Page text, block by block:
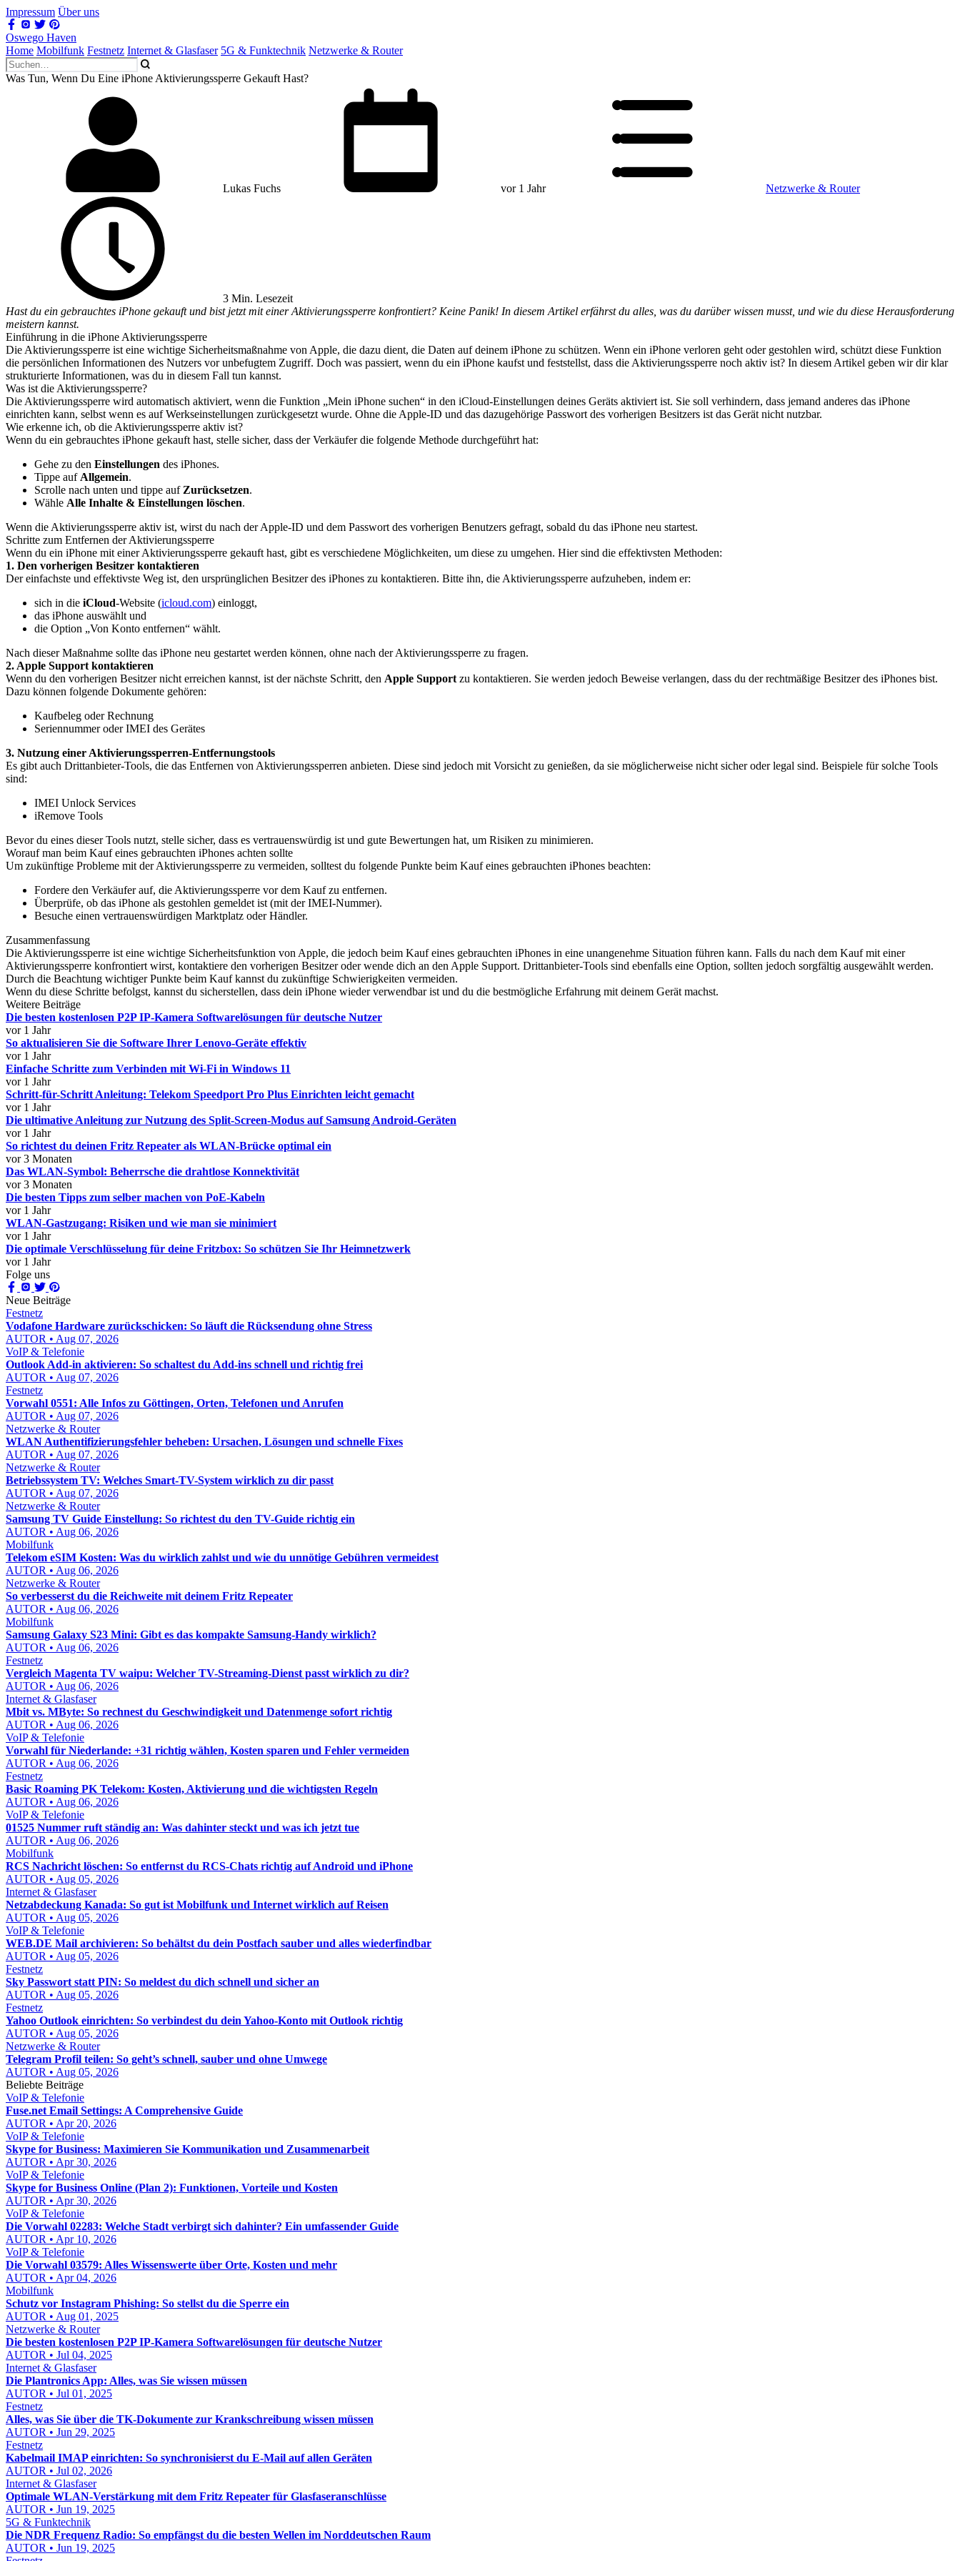
Impressum Über uns
Oswego Haven
Home Mobilfunk Festnetz Internet & Glasfaser 5G & Funktechnik Netzwerke & Router
Was Tun, Wenn Du Eine iPhone Aktivierungssperre Gekauft Hast?
Lukas Fuchs vor 1 Jahr Netzwerke & Router
3 Min. Lesezeit
Hast du ein gebrauchtes iPhone gekauft und bist jetzt mit einer Aktivierungssperre konfrontiert? Keine Panik! In diesem Artikel erfährst du alles, was du darüber wissen musst, und wie du diese Herausforderung
meistern kannst.
Einführung in die iPhone Aktivierungssperre
Die Aktivierungssperre ist eine wichtige Sicherheitsmaßnahme von Apple, die dazu dient, die Daten auf deinem iPhone zu schützen. Wenn ein iPhone verloren geht oder gestohlen wird, schützt diese Funktion
die persönlichen Informationen des Nutzers vor unbefugtem Zugriff. Doch was passiert, wenn du ein iPhone kaufst und feststellst, dass die Aktivierungssperre noch aktiv ist? In diesem Artikel geben wir dir klar
strukturierte Informationen, was du in diesem Fall tun kannst.
Was ist die Aktivierungssperre?
Die Aktivierungssperre wird automatisch aktiviert, wenn die Funktion „Mein iPhone suchen“ in den iCloud-Einstellungen deines Geräts aktiviert ist. Sie soll verhindern, dass jemand anderes das iPhone
einrichten kann, selbst wenn es auf Werkseinstellungen zurückgesetzt wurde. Ohne die Apple-ID und das dazugehörige Passwort des vorherigen Besitzers ist das Gerät nicht nutzbar.
Wie erkenne ich, ob die Aktivierungssperre aktiv ist?
Wenn du ein gebrauchtes iPhone gekauft hast, stelle sicher, dass der Verkäufer die folgende Methode durchgeführt hat:
Gehe zu den Einstellungen des iPhones.
Tippe auf Allgemein.
Scrolle nach unten und tippe auf Zurücksetzen.
Wähle Alle Inhalte & Einstellungen löschen.
Wenn die Aktivierungssperre aktiv ist, wirst du nach der Apple-ID und dem Passwort des vorherigen Benutzers gefragt, sobald du das iPhone neu startest.
Schritte zum Entfernen der Aktivierungssperre
Wenn du ein iPhone mit einer Aktivierungssperre gekauft hast, gibt es verschiedene Möglichkeiten, um diese zu umgehen. Hier sind die effektivsten Methoden:
1. Den vorherigen Besitzer kontaktieren
Der einfachste und effektivste Weg ist, den ursprünglichen Besitzer des iPhones zu kontaktieren. Bitte ihn, die Aktivierungssperre aufzuheben, indem er:
sich in die iCloud-Website (icloud.com) einloggt,
das iPhone auswählt und
die Option „Von Konto entfernen“ wählt.
Nach dieser Maßnahme sollte das iPhone neu gestartet werden können, ohne nach der Aktivierungssperre zu fragen.
2. Apple Support kontaktieren
Wenn du den vorherigen Besitzer nicht erreichen kannst, ist der nächste Schritt, den Apple Support zu kontaktieren. Sie werden jedoch Beweise verlangen, dass du der rechtmäßige Besitzer des iPhones bist.
Dazu können folgende Dokumente gehören:
Kaufbeleg oder Rechnung
Seriennummer oder IMEI des Gerätes
3. Nutzung einer Aktivierungssperren-Entfernungstools
Es gibt auch Drittanbieter-Tools, die das Entfernen von Aktivierungssperren anbieten. Diese sind jedoch mit Vorsicht zu genießen, da sie möglicherweise nicht sicher oder legal sind. Beispiele für solche Tools
sind:
IMEI Unlock Services
iRemove Tools
Bevor du eines dieser Tools nutzt, stelle sicher, dass es vertrauenswürdig ist und gute Bewertungen hat, um Risiken zu minimieren.
Worauf man beim Kauf eines gebrauchten iPhones achten sollte
Um zukünftige Probleme mit der Aktivierungssperre zu vermeiden, solltest du folgende Punkte beim Kauf eines gebrauchten iPhones beachten:
Fordere den Verkäufer auf, die Aktivierungssperre vor dem Kauf zu entfernen.
Überprüfe, ob das iPhone als gestohlen gemeldet ist (mit der IMEI-Nummer).
Besuche einen vertrauenswürdigen Marktplatz oder Händler.
Zusammenfassung
Die Aktivierungssperre ist eine wichtige Sicherheitsfunktion von Apple, die jedoch beim Kauf eines gebrauchten iPhones in eine unangenehme Situation führen kann. Falls du nach dem Kauf mit einer
Aktivierungssperre konfrontiert wirst, kontaktiere den vorherigen Besitzer oder wende dich an den Apple Support. Drittanbieter-Tools sind ebenfalls eine Option, sollten jedoch sorgfältig ausgewählt werden.
Durch die Beachtung wichtiger Punkte beim Kauf kannst du zukünftige Schwierigkeiten vermeiden.
Wenn du diese Schritte befolgst, kannst du sicherstellen, dass dein iPhone wieder verwendbar ist und du die bestmögliche Erfahrung mit deinem Gerät machst.
Weitere Beiträge
Die besten kostenlosen P2P IP-Kamera Softwarelösungen für deutsche Nutzer
vor 1 Jahr
So aktualisieren Sie die Software Ihrer Lenovo-Geräte effektiv
vor 1 Jahr
Einfache Schritte zum Verbinden mit Wi-Fi in Windows 11
vor 1 Jahr
Schritt-für-Schritt Anleitung: Telekom Speedport Pro Plus Einrichten leicht gemacht
vor 1 Jahr
Die ultimative Anleitung zur Nutzung des Split-Screen-Modus auf Samsung Android-Geräten
vor 1 Jahr
So richtest du deinen Fritz Repeater als WLAN-Brücke optimal ein
vor 3 Monaten
Das WLAN-Symbol: Beherrsche die drahtlose Konnektivität
vor 3 Monaten
Die besten Tipps zum selber machen von PoE-Kabeln
vor 1 Jahr
WLAN-Gastzugang: Risiken und wie man sie minimiert
vor 1 Jahr
Die optimale Verschlüsselung für deine Fritzbox: So schützen Sie Ihr Heimnetzwerk
vor 1 Jahr
Folge uns
Neue Beiträge
Festnetz
Vodafone Hardware zurückschicken: So läuft die Rücksendung ohne Stress
AUTOR • Aug 07, 2026
VoIP & Telefonie
Outlook Add-in aktivieren: So schaltest du Add-ins schnell und richtig frei
AUTOR • Aug 07, 2026
Festnetz
Vorwahl 0551: Alle Infos zu Göttingen, Orten, Telefonen und Anrufen
AUTOR • Aug 07, 2026
Netzwerke & Router
WLAN Authentifizierungsfehler beheben: Ursachen, Lösungen und schnelle Fixes
AUTOR • Aug 07, 2026
Netzwerke & Router
Betriebssystem TV: Welches Smart-TV-System wirklich zu dir passt
AUTOR • Aug 07, 2026
Netzwerke & Router
Samsung TV Guide Einstellung: So richtest du den TV-Guide richtig ein
AUTOR • Aug 06, 2026
Mobilfunk
Telekom eSIM Kosten: Was du wirklich zahlst und wie du unnötige Gebühren vermeidest
AUTOR • Aug 06, 2026
Netzwerke & Router
So verbesserst du die Reichweite mit deinem Fritz Repeater
AUTOR • Aug 06, 2026
Mobilfunk
Samsung Galaxy S23 Mini: Gibt es das kompakte Samsung-Handy wirklich?
AUTOR • Aug 06, 2026
Festnetz
Vergleich Magenta TV waipu: Welcher TV-Streaming-Dienst passt wirklich zu dir?
AUTOR • Aug 06, 2026
Internet & Glasfaser
Mbit vs. MByte: So rechnest du Geschwindigkeit und Datenmenge sofort richtig
AUTOR • Aug 06, 2026
VoIP & Telefonie
Vorwahl für Niederlande: +31 richtig wählen, Kosten sparen und Fehler vermeiden
AUTOR • Aug 06, 2026
Festnetz
Basic Roaming PK Telekom: Kosten, Aktivierung und die wichtigsten Regeln
AUTOR • Aug 06, 2026
VoIP & Telefonie
01525 Nummer ruft ständig an: Was dahinter steckt und was ich jetzt tue
AUTOR • Aug 06, 2026
Mobilfunk
RCS Nachricht löschen: So entfernst du RCS-Chats richtig auf Android und iPhone
AUTOR • Aug 05, 2026
Internet & Glasfaser
Netzabdeckung Kanada: So gut ist Mobilfunk und Internet wirklich auf Reisen
AUTOR • Aug 05, 2026
VoIP & Telefonie
WEB.DE Mail archivieren: So behältst du dein Postfach sauber und alles wiederfindbar
AUTOR • Aug 05, 2026
Festnetz
Sky Passwort statt PIN: So meldest du dich schnell und sicher an
AUTOR • Aug 05, 2026
Festnetz
Yahoo Outlook einrichten: So verbindest du dein Yahoo-Konto mit Outlook richtig
AUTOR • Aug 05, 2026
Netzwerke & Router
Telegram Profil teilen: So geht’s schnell, sauber und ohne Umwege
AUTOR • Aug 05, 2026
Beliebte Beiträge
VoIP & Telefonie
Fuse.net Email Settings: A Comprehensive Guide
AUTOR • Apr 20, 2026
VoIP & Telefonie
Skype for Business: Maximieren Sie Kommunikation und Zusammenarbeit
AUTOR • Apr 30, 2026
VoIP & Telefonie
Skype for Business Online (Plan 2): Funktionen, Vorteile und Kosten
AUTOR • Apr 30, 2026
VoIP & Telefonie
Die Vorwahl 02283: Welche Stadt verbirgt sich dahinter? Ein umfassender Guide
AUTOR • Apr 10, 2026
VoIP & Telefonie
Die Vorwahl 03579: Alles Wissenswerte über Orte, Kosten und mehr
AUTOR • Apr 04, 2026
Mobilfunk
Schutz vor Instagram Phishing: So stellst du die Sperre ein
AUTOR • Aug 01, 2025
Netzwerke & Router
Die besten kostenlosen P2P IP-Kamera Softwarelösungen für deutsche Nutzer
AUTOR • Jul 04, 2025
Internet & Glasfaser
Die Plantronics App: Alles, was Sie wissen müssen
AUTOR • Jul 01, 2025
Festnetz
Alles, was Sie über die TK-Dokumente zur Krankschreibung wissen müssen
AUTOR • Jun 29, 2025
Festnetz
Kabelmail IMAP einrichten: So synchronisierst du E-Mail auf allen Geräten
AUTOR • Jul 02, 2026
Internet & Glasfaser
Optimale WLAN-Verstärkung mit dem Fritz Repeater für Glasfaseranschlüsse
AUTOR • Jun 19, 2025
5G & Funktechnik
Die NDR Frequenz Radio: So empfängst du die besten Wellen im Norddeutschen Raum
AUTOR • Jun 19, 2025